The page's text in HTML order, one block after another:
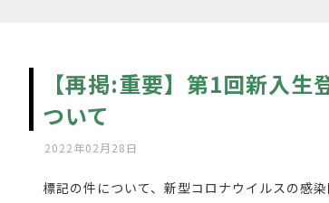
【再掲:重要】第1回新入
ついて
2022年02月28日
標記の件について、新型コロナウイルスの感